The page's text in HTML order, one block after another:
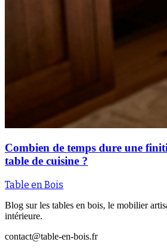
Combien de temps dure une
table de cuisine ?
Table en Bois
Blog sur les tables en bois, le mobilier
intérieure.
contact@table-en-bois.fr